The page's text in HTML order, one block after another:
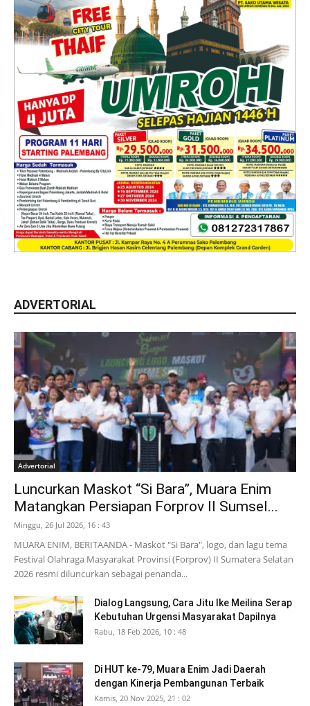
ADVERTORIAL
Advertorial
Luncurkan Maskot “Si Bara”, Muara Enim
Matangkan Persiapan Forprov II Sumsel...
Minggu, 26 Jul 2026, 16 : 43
MUARA ENIM, BERITAANDA - Maskot "Si Bara", logo, dan lagu tema
Festival Olahraga Masyarakat Provinsi (Forprov) II Sumatera Selatan
2026 resmi diluncurkan sebagai penanda...
Dialog Langsung, Cara Jitu Ike Meilina Serap
Kebutuhan Urgensi Masyarakat Dapilnya
Rabu, 18 Feb 2026, 10 : 48
Di HUT ke-79, Muara Enim Jadi Daerah
dengan Kinerja Pembangunan Terbaik
Kamis, 20 Nov 2025, 21 : 02